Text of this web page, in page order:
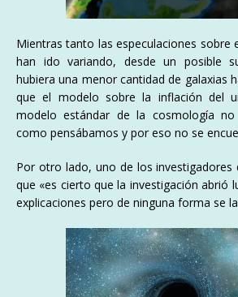
Mientras tanto las especulaciones sobre
han ido variando, desde un posible
hubiera una menor cantidad de galaxias
que el modelo sobre la inflación del
modelo estándar de la cosmología
como pensábamos y por eso no se
Por otro lado, uno de los
que «es cierto que la investigación abrió
explicaciones pero de ninguna forma se